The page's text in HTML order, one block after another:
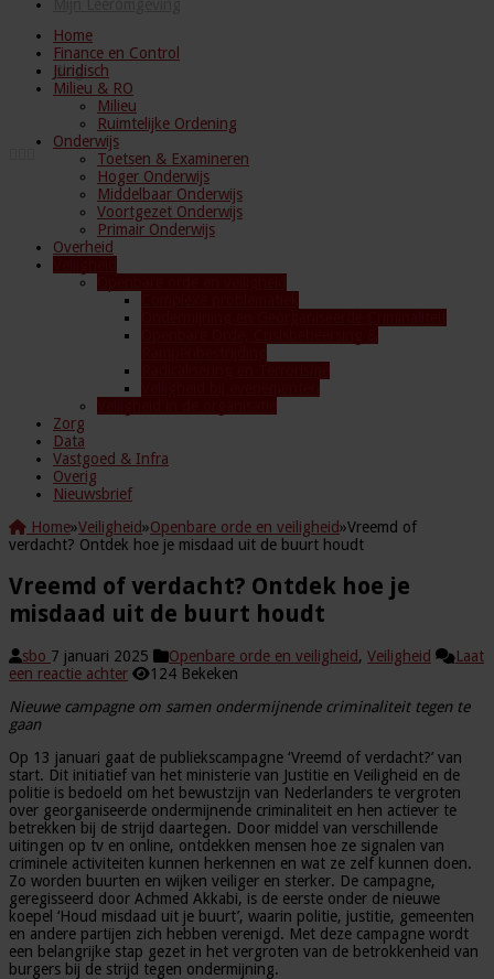
Blog
Home
Finance en Control
Juridisch
Milieu & RO
Milieu
Ruimtelijke Ordening
Onderwijs
Toetsen & Examineren
Hoger Onderwijs
Middelbaar Onderwijs
Voortgezet Onderwijs
Primair Onderwijs
Overheid
Zorg
Data
Vastgoed & Infra
Overig
Nieuwsbrief
Home»Veiligheid»Openbare orde en veiligheid»Vreemd of
verdacht? Ontdek hoe je misdaad uit de buurt houdt
Vreemd of verdacht? Ontdek hoe je
misdaad uit de buurt houdt
sbo 7 januari 2025 Openbare orde en veiligheid, Veiligheid
Laat
een reactie achter
124 Bekeken
Nieuwe campagne om samen ondermijnende criminaliteit tegen te
gaan
Op 13 januari gaat de publiekscampagne ‘Vreemd of verdacht?’ van
start. Dit initiatief van het ministerie van Justitie en Veiligheid en de
politie is bedoeld om het bewustzijn van Nederlanders te vergroten
over georganiseerde ondermijnende criminaliteit en hen actiever te
betrekken bij de strijd daartegen. Door middel van verschillende
uitingen op tv en online, ontdekken mensen hoe ze signalen van
criminele activiteiten kunnen herkennen en wat ze zelf kunnen doen.
Zo worden buurten en wijken veiliger en sterker. De campagne,
geregisseerd door Achmed Akkabi, is de eerste onder de nieuwe
koepel ‘Houd misdaad uit je buurt’, waarin politie, justitie, gemeenten
en andere partijen zich hebben verenigd. Met deze campagne wordt
een belangrijke stap gezet in het vergroten van de betrokkenheid van
burgers bij de strijd tegen ondermijning.